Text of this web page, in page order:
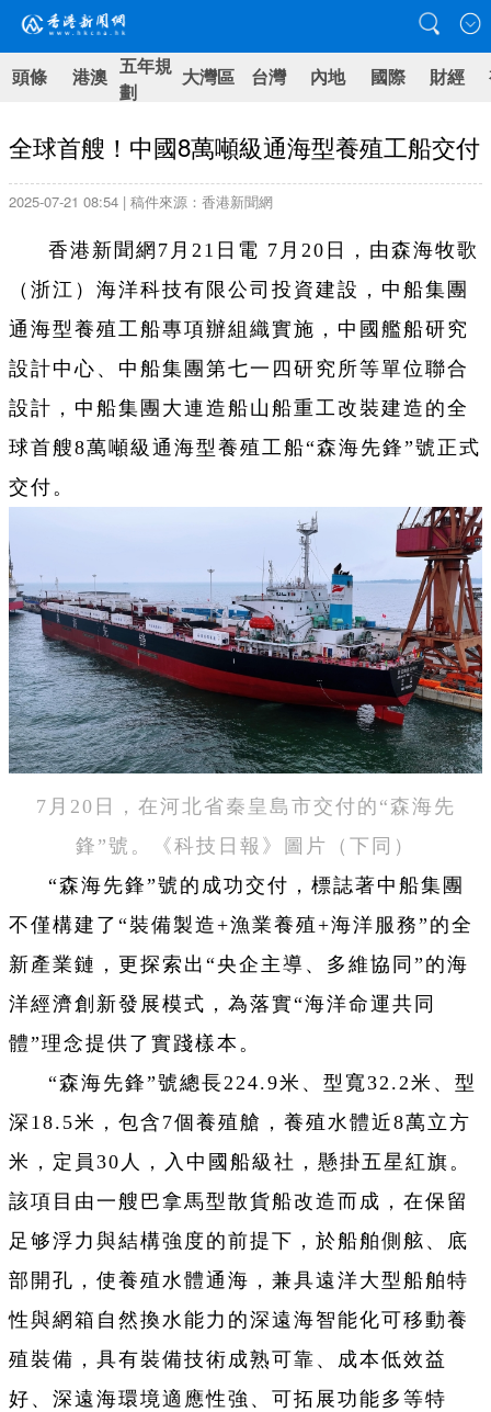
頭條 港澳 五年規
劃
大灣區 台灣 內地 國際 財經
全球首艘！中國8萬噸級通海型養殖工船交付
2025-07-21 08:54 | 稿件來源：香港新聞網
香港新聞網7月21日電 7月20日，由森海牧歌
（浙江）海洋科技有限公司投資建設，中船集團
通海型養殖工船專項辦組織實施，中國艦船研究
設計中心、中船集團第七一四研究所等單位聯合
設計，中船集團大連造船山船重工改裝建造的全
球首艘8萬噸級通海型養殖工船“森海先鋒”號正式
交付。
7月20日，在河北省秦皇島市交付的“森海先
鋒”號。《科技日報》圖片（下同）
“森海先鋒”號的成功交付，標誌著中船集團
不僅構建了“裝備製造+漁業養殖+海洋服務”的全
新產業鏈，更探索出“央企主導、多維協同”的海
洋經濟創新發展模式，為落實“海洋命運共同
體”理念提供了實踐樣本。
“森海先鋒”號總長224.9米、型寬32.2米、型
深18.5米，包含7個養殖艙，養殖水體近8萬立方
米，定員30人，入中國船級社，懸掛五星紅旗。
該項目由一艘巴拿馬型散貨船改造而成，在保留
足够浮力與結構強度的前提下，於船舶側舷、底
部開孔，使養殖水體通海，兼具遠洋大型船舶特
性與網箱自然換水能力的深遠海智能化可移動養
殖裝備，具有裝備技術成熟可靠、成本低效益
好、深遠海環境適應性強、可拓展功能多等特